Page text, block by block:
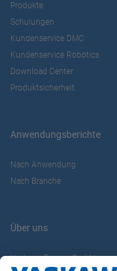
Produkte
Schulungen
Kundenservice DMC
Kundenservice Robotics
Download Center
Produktsicherheit
Anwendungsberichte
Nach Anwendung
Nach Branche
Über uns
Yaskawa Europe GmbH